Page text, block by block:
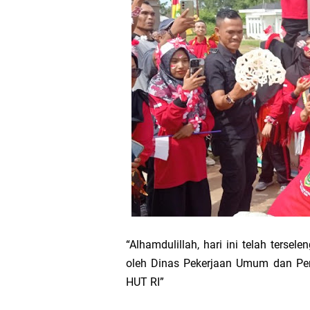
Hari Bhakti
Pelepasan
Transmigrasi
AKBP Gede
Kapolres
“Alhamdulillah, hari ini telah
oleh Dinas Pekerjaan Umum dan
HUT RI”